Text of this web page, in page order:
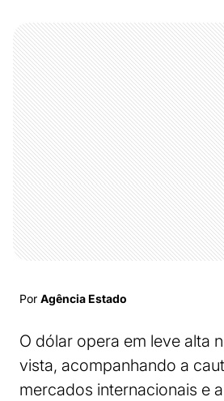
Por Agência Estado
O dólar opera em leve alta
vista, acompanhando a
mercados internacionais e